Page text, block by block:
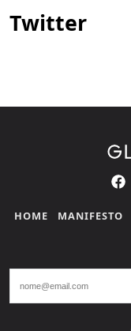
Twitter
HOME MANIFESTO